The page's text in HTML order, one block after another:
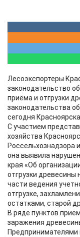
Лесоэкспортеры
законодательство
приёма и отгрузки
законодательства
сегодня
С участием
хозяйства
Россельхознадзора
она выявила
края «Об
отгрузки древесины
части ведения
отгрузке,
остатками, старой
В ряде пунктов
заражения
Предпринимателями